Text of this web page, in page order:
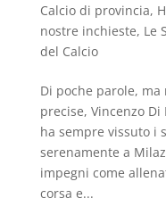
Calcio di provincia,
nostre inchieste, Le
del Calcio
Di poche parole,
precise, Vincenzo
ha sempre vissuto i
serenamente a
impegni come
corsa e...